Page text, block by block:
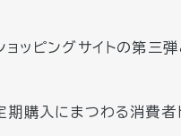
ョッピングサイトの第三
期購入にまつわる消費者